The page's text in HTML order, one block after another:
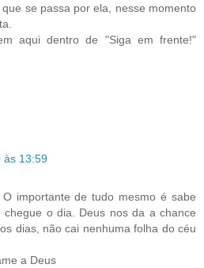
se passa por ela, nesse momento
aqui dentro de "Siga em frente!"
às 13:59
importante de tudo mesmo é sabe
o dia. Deus nos da a chance
dias, não cai nenhuma folha do céu
a Deus